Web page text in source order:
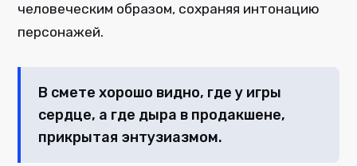
человеческим образом, сохраняя интонацию
персонажей.
В смете хорошо видно, где у игры
сердце, а где дыра в продакшене,
прикрытая энтузиазмом.